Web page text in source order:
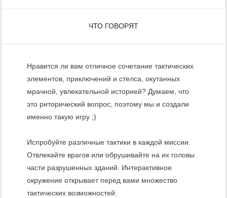
ЧТО ГОВОРЯТ
Нравится ли вам отличное сочетание тактических
элементов, приключений и стелса, окутанных
мрачной, увлекательной историей? Думаем, что
это риторический вопрос, поэтому мы и создали
именно такую игру ;)
Испробуйте различные тактики в каждой миссии.
Отвлекайте врагов или обрушивайте на их головы
части разрушенных зданий. Интерактивное
окружение открывает перед вами множество
тактических возможностей.